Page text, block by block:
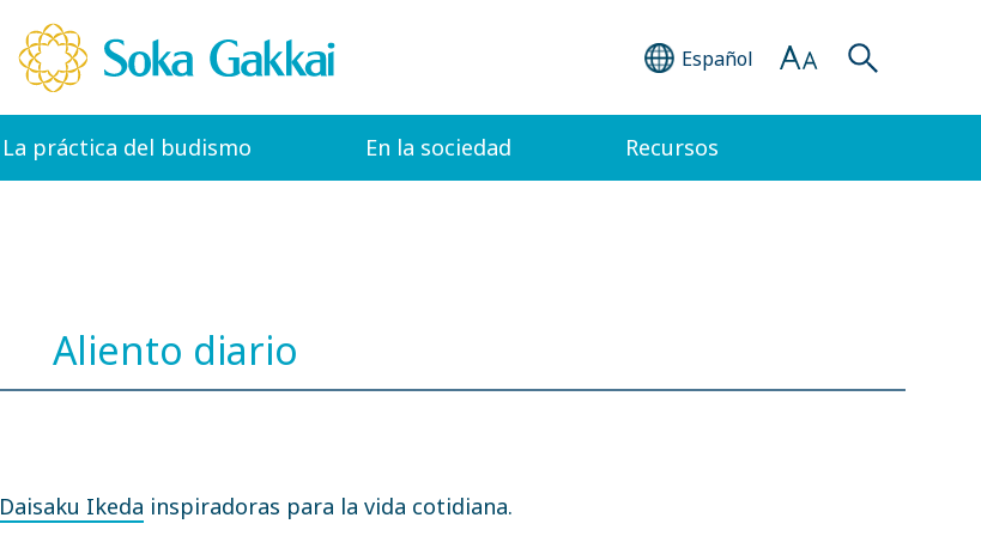
Español
La práctica del budismo En la sociedad Recursos
Aliento diario
Daisaku Ikeda inspiradoras para la vida cotidiana.